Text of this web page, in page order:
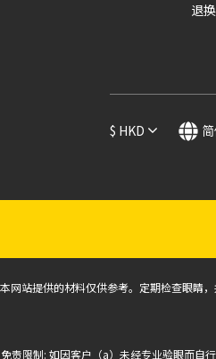
退
$ HKD
本网站提供的材料仅供参考。定期检查眼睛
免责限制: 如因客户（a）未经专业验眼而自